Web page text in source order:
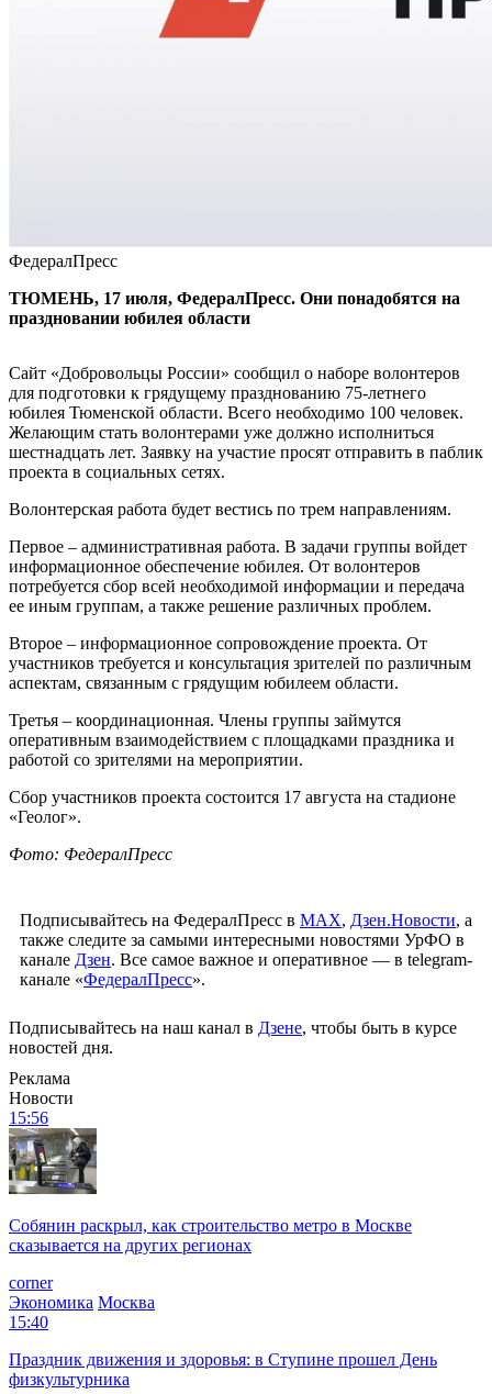
ФедералПресс
ТЮМЕНЬ, 17 июля, ФедералПресс. Они понадобятся на
праздновании юбилея области
Сайт «Добровольцы России» сообщил о наборе волонтеров
для подготовки к грядущему празднованию 75-летнего
юбилея Тюменской области. Всего необходимо 100 человек.
Желающим стать волонтерами уже должно исполниться
шестнадцать лет. Заявку на участие просят отправить в паблик
проекта в социальных сетях.
Волонтерская работа будет вестись по трем направлениям.
Первое – административная работа. В задачи группы войдет
информационное обеспечение юбилея. От волонтеров
потребуется сбор всей необходимой информации и передача
ее иным группам, а также решение различных проблем.
Второе – информационное сопровождение проекта. От
участников требуется и консультация зрителей по различным
аспектам, связанным с грядущим юбилеем области.
Третья – координационная. Члены группы займутся
оперативным взаимодействием с площадками праздника и
работой со зрителями на мероприятии.
Сбор участников проекта состоится 17 августа на стадионе
«Геолог».
Фото: ФедералПресс
Подписывайтесь на ФедералПресс в МАХ, Дзен.Новости, а
также следите за самыми интересными новостями УрФО в
канале Дзен. Все самое важное и оперативное — в telegram-
канале «ФедералПресс».
Подписывайтесь на наш канал в Дзене, чтобы быть в курсе
новостей дня.
Реклама
Новости
15:56
Собянин раскрыл, как строительство метро в Москве
сказывается на других регионах
corner
Экономика Москва
15:40
Праздник движения и здоровья: в Ступине прошел День
физкультурника